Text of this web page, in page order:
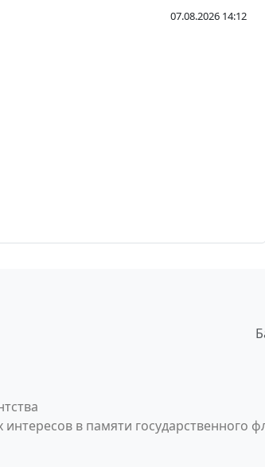
07.08.2026 14:12
в памяти государственного